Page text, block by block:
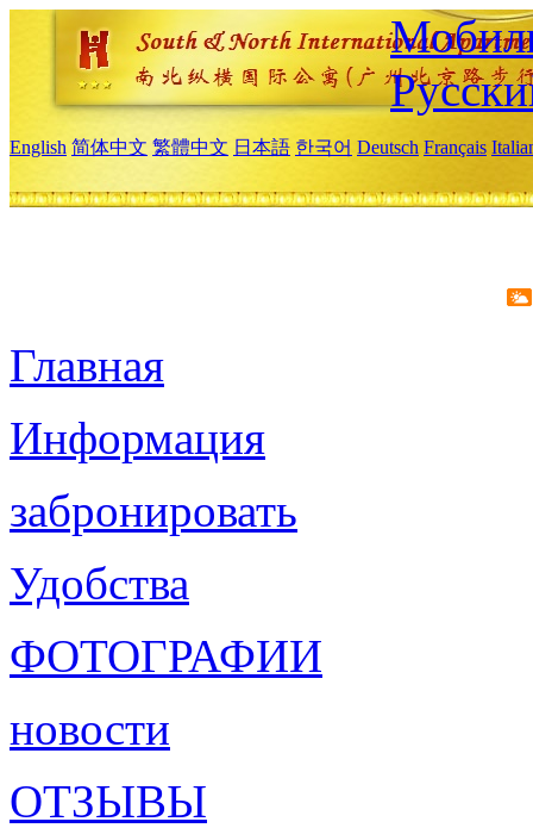
English 简体中文 繁體中文 日本語 한국어 Deutsch Français
Главная
Информация
забронировать
Удобства
ФОТОГРАФИИ
новости
ОТЗЫВЫ